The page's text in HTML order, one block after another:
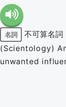
名詞
不可算名詞
(Scientology)
unwanted